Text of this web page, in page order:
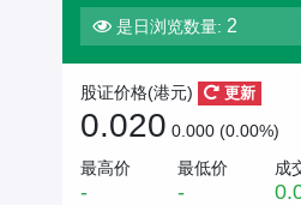
是日浏览数量: 2
股证价格(港元) 更新
0.020 0.000 (0.00%)
最高价
-
最低价
-
成